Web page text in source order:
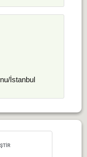
İstanbul